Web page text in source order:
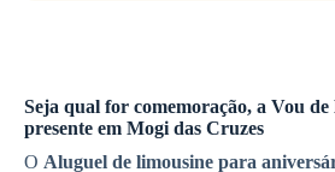
Seja qual for comemoração, a Vou de
presente em Mogi das Cruzes
O Aluguel de limousine para